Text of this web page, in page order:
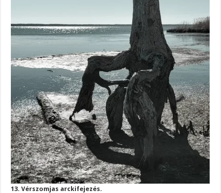
13. Vérszomjas arckifejezés.